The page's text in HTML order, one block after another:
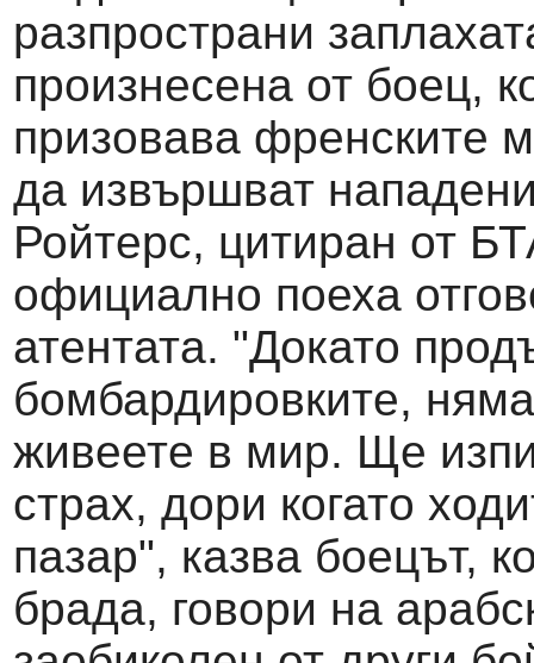
разпространи
произнесена от боец,
призовава френските
да извършват
Ройтерс, цитиран от
официално поеха
атентата. "Докато
бомбардировките,
живеете в мир. Ще
страх, дори когато
пазар", казва боецът,
брада, говори на